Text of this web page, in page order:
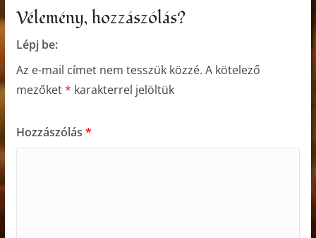
Vélemény, hozzászólás?
Lépj be:
Az e-mail címet nem tesszük közzé. A kötelező
mezőket* karakterrel jelöltük
Hozzászólás *